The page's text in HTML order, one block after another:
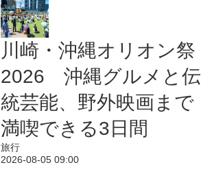
川崎・沖縄オリオン祭
2026 沖縄グルメと伝
統芸能、野外映画まで
満喫できる3日間
旅行
2026-08-05 09:00